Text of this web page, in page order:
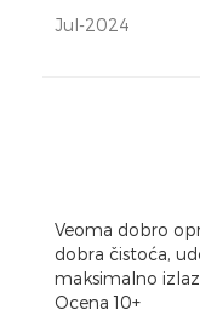
Jul-2024
Veoma dobro
dobra čistoća,
maksimalno
Ocena 10+